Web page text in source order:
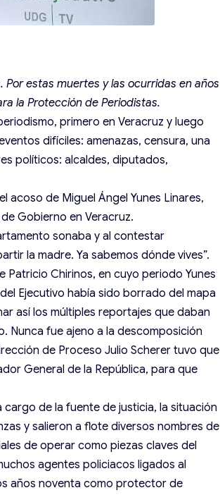
estas muertes y las ocurridas en años
la Protección de Periodistas.
primero en Veracruz y luego
difíciles: amenazas, censura, una
políticos: alcaldes, diputados,
acoso de Miguel Ángel Yunes Linares,
Gobierno en Veracruz.
sonaba y al contestar
la madre. Ya sabemos dónde vives”.
Patricio Chirinos, en cuyo periodo Yunes
Ejecutivo había sido borrado del mapa
así los múltiples reportajes que daban
Nunca fue ajeno a la descomposición
de Proceso Julio Scherer tuvo que
General de la República, para que
de la fuente de justicia, la situación
y salieron a flote diversos nombres de
de operar como piezas claves del
agentes policiacos ligados al
años noventa como protector de